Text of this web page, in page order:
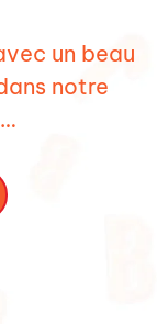
un beau
notre